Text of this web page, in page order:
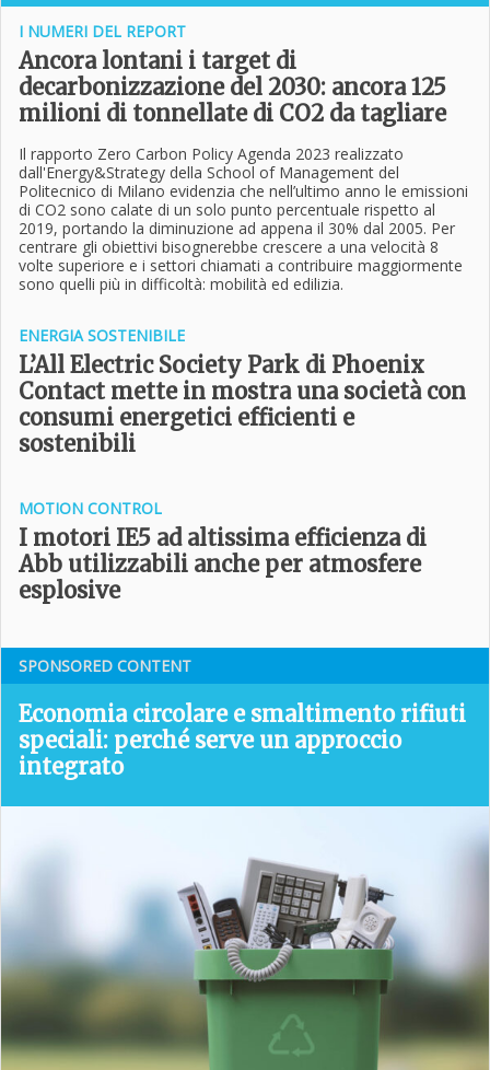
I NUMERI DEL REPORT
Ancora lontani i target di
decarbonizzazione del 2030: ancora 125
milioni di tonnellate di CO2 da tagliare
Il rapporto Zero Carbon Policy Agenda 2023 realizzato
dall'Energy&Strategy della School of Management del
Politecnico di Milano evidenzia che nell’ultimo anno le emissioni
di CO2 sono calate di un solo punto percentuale rispetto al
2019, portando la diminuzione ad appena il 30% dal 2005. Per
centrare gli obiettivi bisognerebbe crescere a una velocità 8
volte superiore e i settori chiamati a contribuire maggiormente
sono quelli più in difficoltà: mobilità ed edilizia.
ENERGIA SOSTENIBILE
L’All Electric Society Park di Phoenix
Contact mette in mostra una società con
consumi energetici efficienti e
sostenibili
MOTION CONTROL
I motori IE5 ad altissima efficienza di
Abb utilizzabili anche per atmosfere
esplosive
SPONSORED CONTENT
Economia circolare e smaltimento rifiuti
speciali: perché serve un approccio
integrato